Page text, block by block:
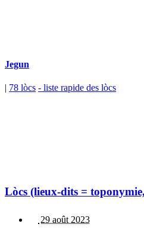
Jegun
| 78 lòcs - liste rapide des lòcs
Lòcs (lieux-dits =
29 août 2023